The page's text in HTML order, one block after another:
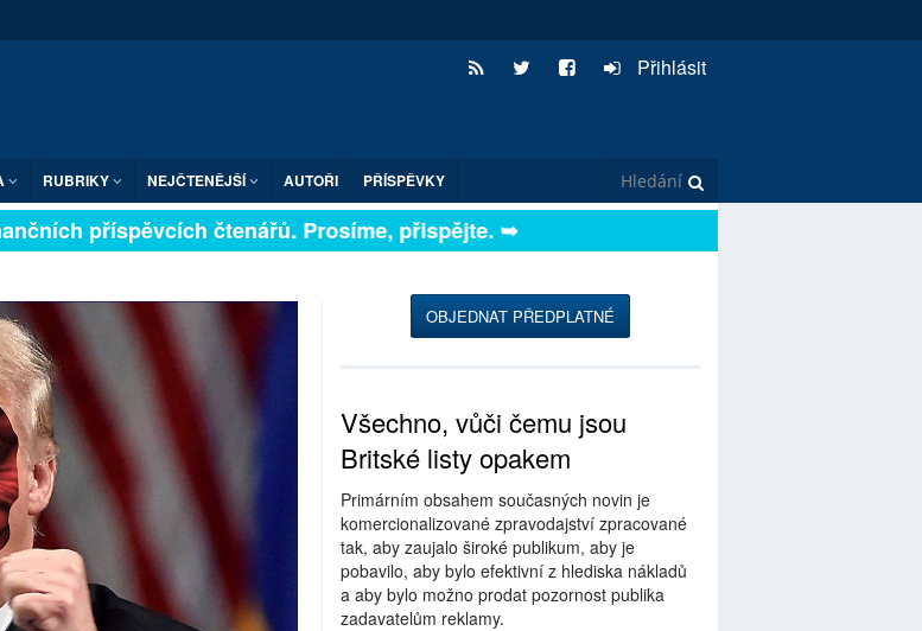
Přihlásit
RUBRIKY NEJČTENĚJŠÍ AUTOŘI PŘÍSPĚVKY
příspěvcích čtenářů. Prosíme, přispějte. ➥
OBJEDNAT PŘEDPLATNÉ
Všechno, vůči čemu jsou
Britské listy opakem
Primárním obsahem současných novin je
komercionalizované zpravodajství zpracované
tak, aby zaujalo široké publikum, aby je
pobavilo, aby bylo efektivní z hlediska nákladů
a aby bylo možno prodat pozornost publika
zadavatelům reklamy.